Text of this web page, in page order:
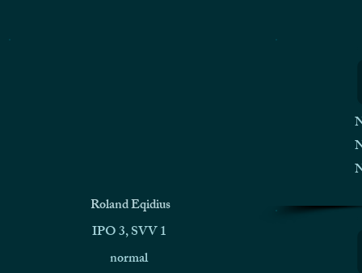
Roland Eqidius
IPO 3, SVV 1
normal